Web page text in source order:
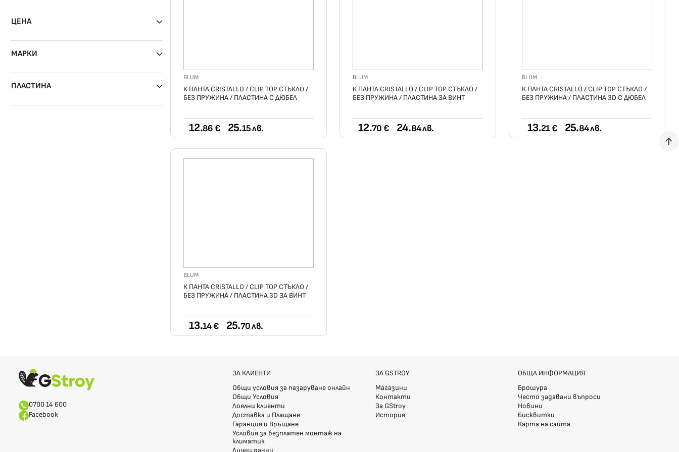
ЦЕНА
МАРКИ
ПЛАСТИНА
BLUM
К ПАНТА CRISTALLO / CLIP TOP СТЪКЛО /
БЕЗ ПРУЖИНА / ПЛАСТИНА С ДЮБЕЛ
12.86 € 25.15 лв.
BLUM
К ПАНТА CRISTALLO / CLIP TOP СТЪКЛО /
БЕЗ ПРУЖИНА / ПЛАСТИНА ЗА ВИНТ
12.70 € 24.84 лв.
BLUM
К ПАНТА CRISTALLO / CLIP TOP СТЪКЛО /
БЕЗ ПРУЖИНА / ПЛАСТИНА 3D С ДЮБЕЛ
13.21 € 25.84 лв.
BLUM
К ПАНТА CRISTALLO / CLIP TOP СТЪКЛО /
БЕЗ ПРУЖИНА / ПЛАСТИНА 3D ЗА ВИНТ
13.14 € 25.70 лв.
0700 14 600
Facebook
ЗА КЛИЕНТИ
Общи условия за пазаруване онлайн
Общи Условия
Лоялни клиенти
Доставка и Плащане
Гаранция и Връщане
Условия за безплатен монтаж на
климатик
ЗА GSTROY
Магазини
Контакти
За GStroy
История
ОБЩА ИНФОРМАЦИЯ
Брошура
Често задавани въпроси
Новини
Бисквитки
Карта на сайта